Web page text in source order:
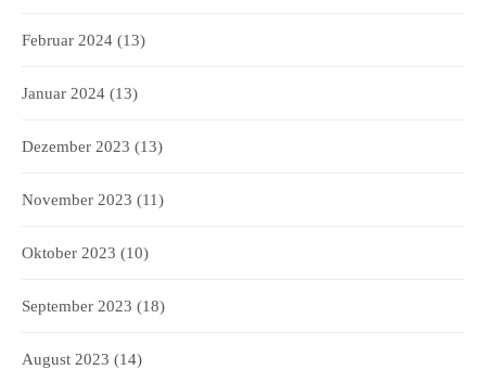
Februar 2024 (13)
Januar 2024 (13)
Dezember 2023 (13)
November 2023 (11)
Oktober 2023 (10)
September 2023 (18)
August 2023 (14)